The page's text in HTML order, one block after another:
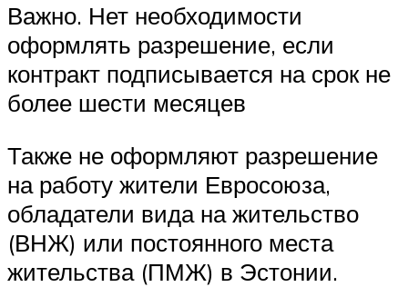
Важно. Нет необходимости
оформлять разрешение, если
контракт подписывается на срок не
более шести месяцев
Также не оформляют разрешение
на работу жители Евросоюза,
обладатели вида на жительство
(ВНЖ) или постоянного места
жительства (ПМЖ) в Эстонии.